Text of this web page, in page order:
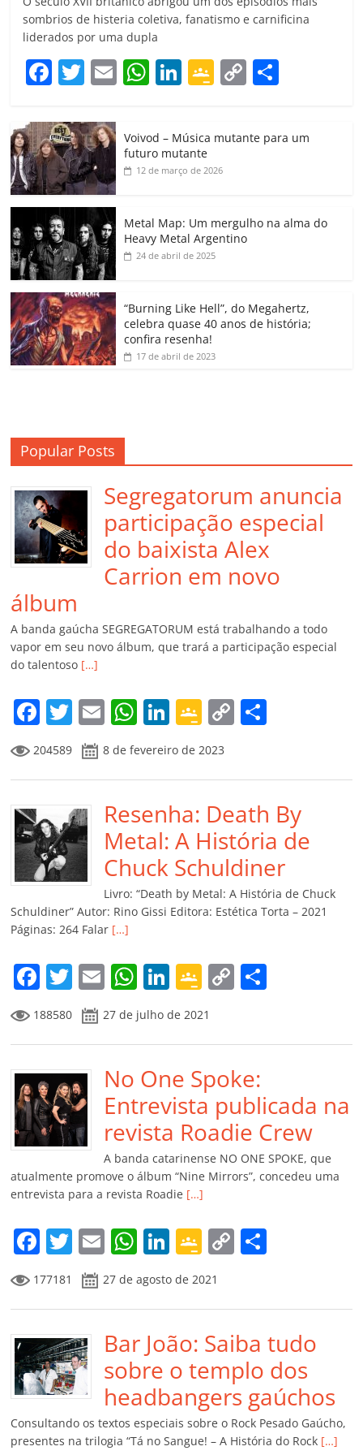
sombrios de histeria coletiva, fanatismo e carnificina
liderados por uma dupla
F
c
e
b
o
o
k
T
itt
er
E
ai
W
at
s
A
p
Li
k
e
dI
G
gl
e
a
ss
o
m
C
y
k
p
h
Voivod – Música mutante para um
futuro mutante
12 de março de 2026
Metal Map: Um mergulho na alma do
Heavy Metal Argentino
24 de abril de 2025
“Burning Like Hell”, do Megahertz,
celebra quase 40 anos de história;
confira resenha!
17 de abril de 2023
Popular Posts
Segregatorum anuncia
participação especial
do baixista Alex
Carrion em novo
álbum
A banda gaúcha SEGREGATORUM está trabalhando a todo
vapor em seu novo álbum, que trará a participação especial
do talentoso […]
F
a
c
e
b
o
o
k
T
w
itt
er
E
m
ai
l
W
at
s
A
p
p
Li
k
e
dI
n
G
o
o
gl
e
Cl
a
ss
ro
m
C
y
Li
n
k
p
ar
til
h
ar
204589 8 de fevereiro de 2023
Resenha: Death By
Metal: A História de
Chuck Schuldiner
Livro: “Death by Metal: A História de Chuck
Schuldiner” Autor: Rino Gissi Editora: Estética Torta – 2021
Páginas: 264 Falar […]
F
a
c
e
b
o
o
k
T
w
itt
er
E
m
ai
l
W
h
at
s
A
p
p
Li
n
k
e
dI
n
G
o
o
gl
e
Cl
a
ss
ro
o
m
C
y
Li
n
k
p
til
h
ar
188580 27 de julho de 2021
No One Spoke:
Entrevista publicada na
revista Roadie Crew
A banda catarinense NO ONE SPOKE, que
atualmente promove o álbum “Nine Mirrors”, concedeu uma
entrevista para a revista Roadie […]
F
a
c
e
b
o
o
k
T
w
itt
er
E
m
ai
l
W
at
s
A
p
p
Li
n
k
e
dI
n
G
o
o
gl
e
Cl
a
ss
C
y
Li
n
k
p
ar
til
h
ar
177181 27 de agosto de 2021
Bar João: Saiba tudo
sobre o templo dos
headbangers gaúchos
Consultando os textos especiais sobre o Rock Pesado Gaúcho,
presentes na trilogia “Tá no Sangue! – A História do Rock […]